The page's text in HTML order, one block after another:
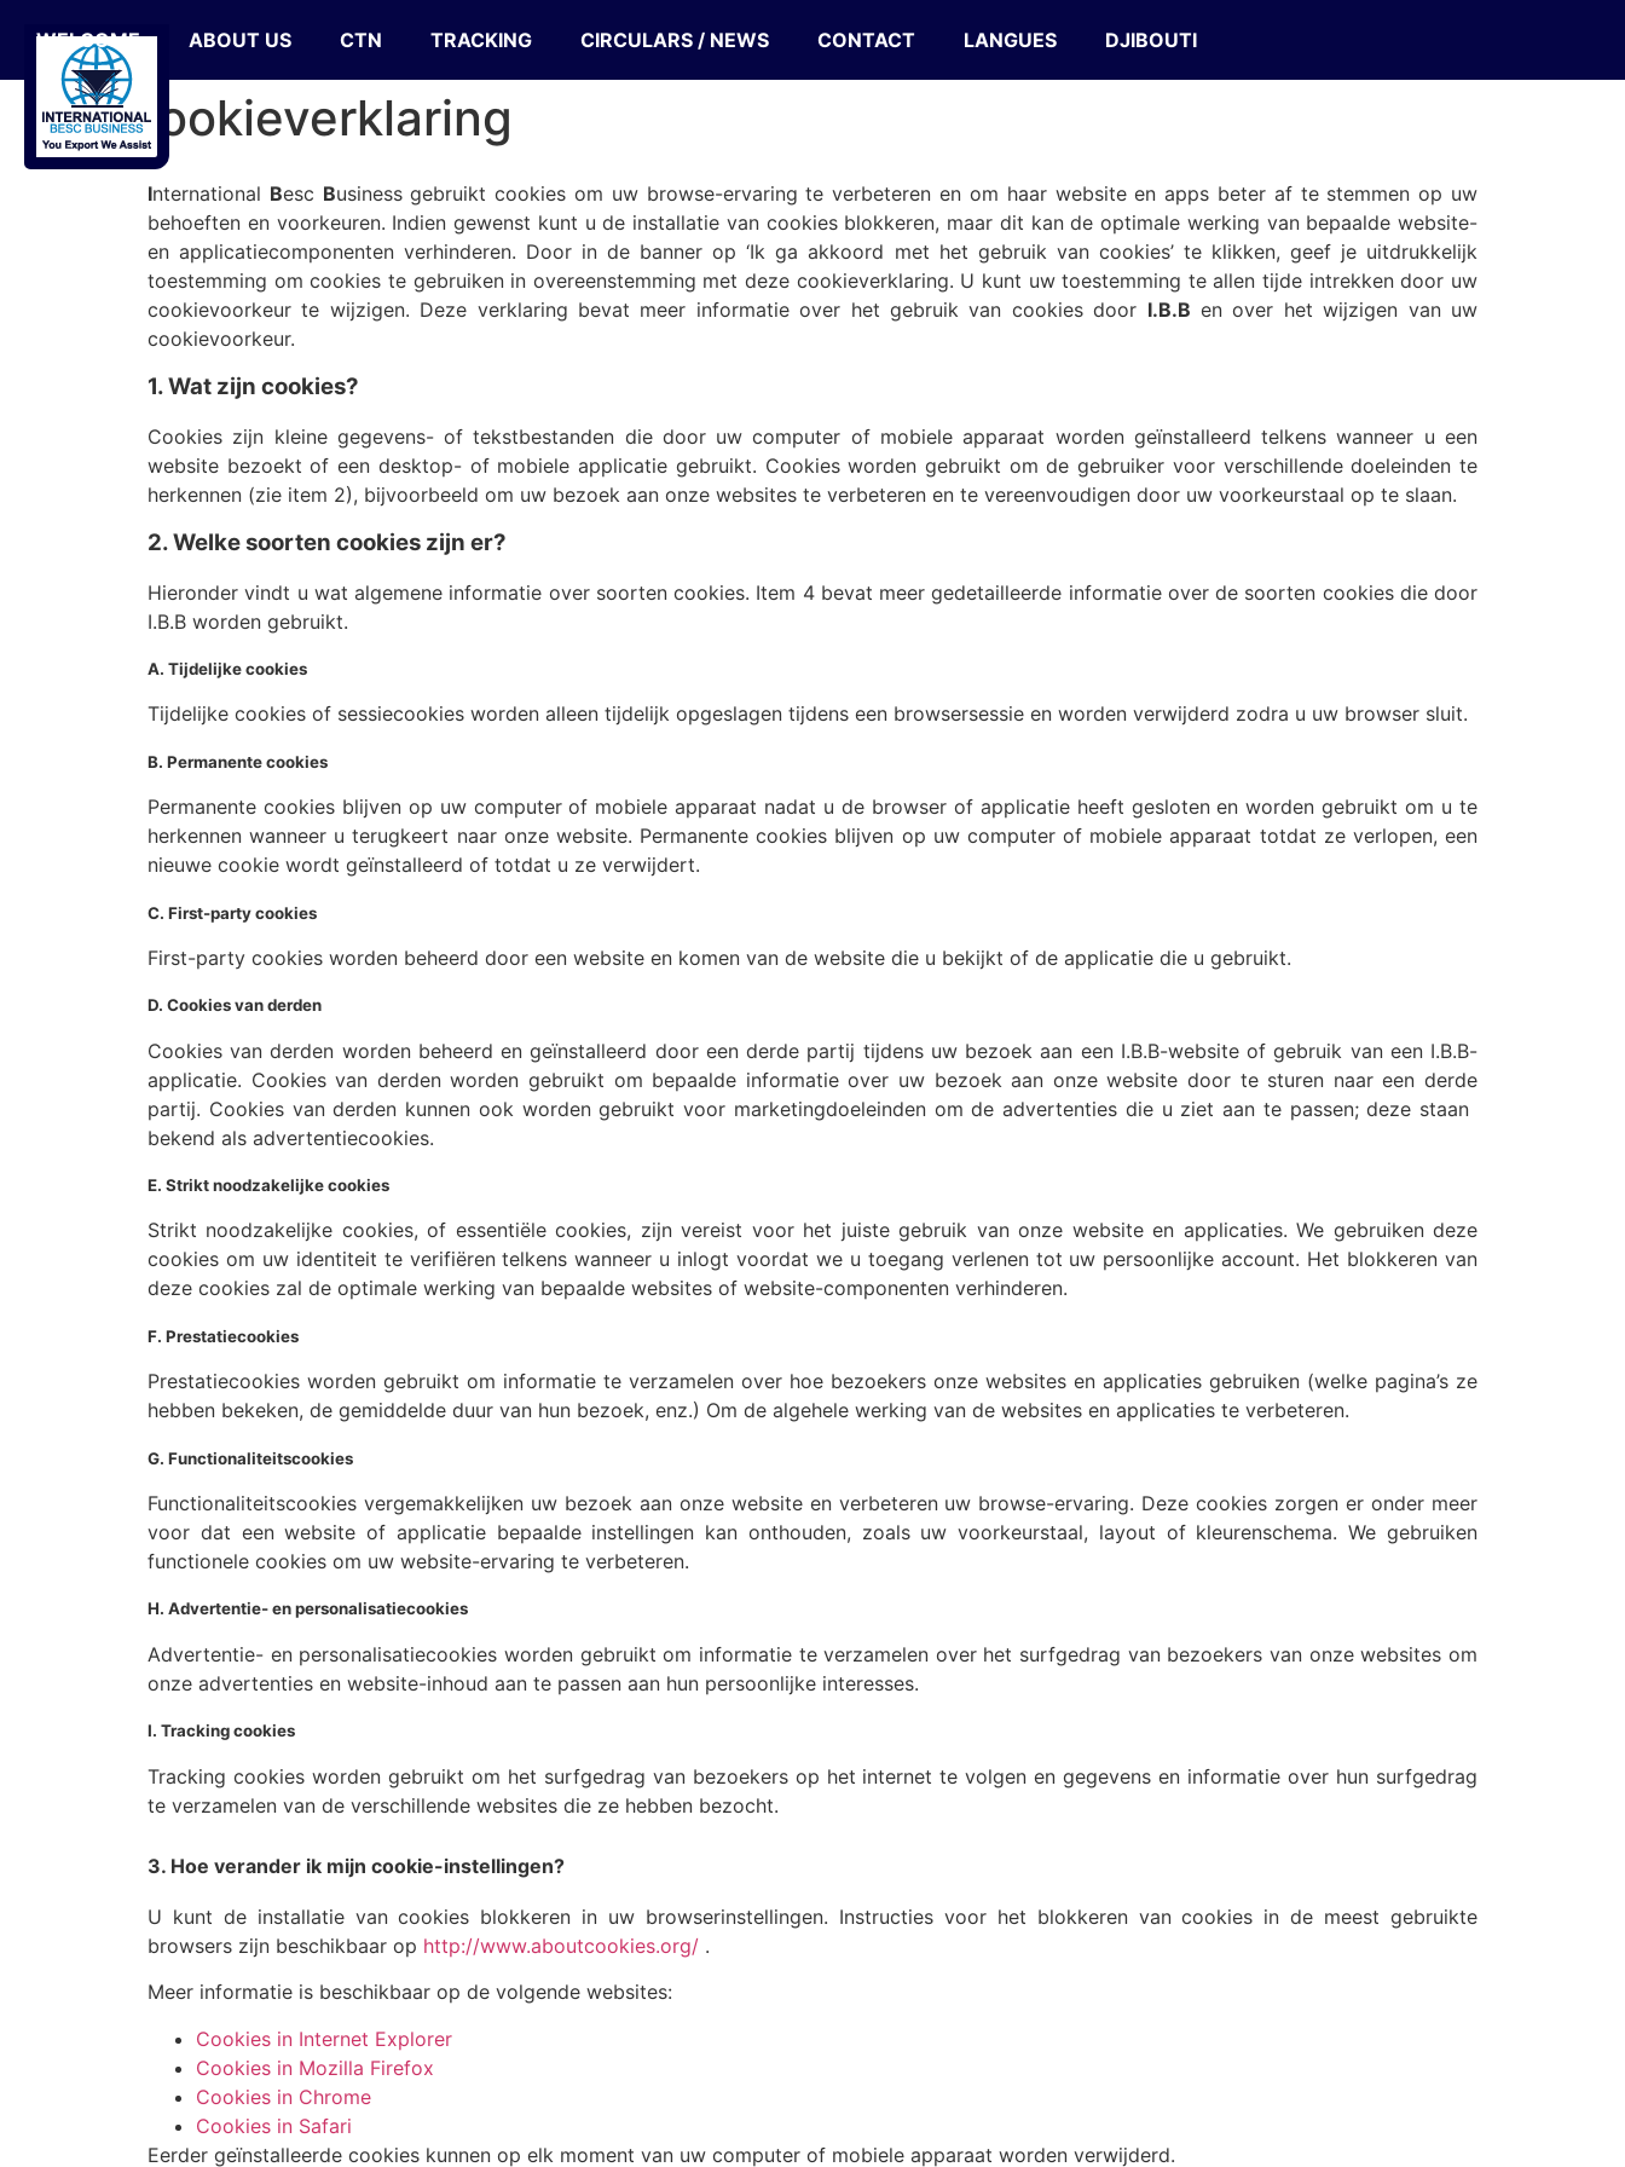
WELCOME ABOUT US CTN TRACKING CIRCULARS / NEWS CONTACT LANGUES DJIBOUTI
Cookieverklaring
International Besc Business gebruikt cookies om uw browse-ervaring te verbeteren en om haar website en apps beter af te stemmen op uw
behoeften en voorkeuren. Indien gewenst kunt u de installatie van cookies blokkeren, maar dit kan de optimale werking van bepaalde website-
en applicatiecomponenten verhinderen. Door in de banner op ‘Ik ga akkoord met het gebruik van cookies’ te klikken, geef je uitdrukkelijk
toestemming om cookies te gebruiken in overeenstemming met deze cookieverklaring. U kunt uw toestemming te allen tijde intrekken door uw
cookievoorkeur te wijzigen. Deze verklaring bevat meer informatie over het gebruik van cookies door I.B.B en over het wijzigen van uw
cookievoorkeur.
1. Wat zijn cookies?
Cookies zijn kleine gegevens- of tekstbestanden die door uw computer of mobiele apparaat worden geïnstalleerd telkens wanneer u een
website bezoekt of een desktop- of mobiele applicatie gebruikt. Cookies worden gebruikt om de gebruiker voor verschillende doeleinden te
herkennen (zie item 2), bijvoorbeeld om uw bezoek aan onze websites te verbeteren en te vereenvoudigen door uw voorkeurstaal op te slaan.
2. Welke soorten cookies zijn er?
Hieronder vindt u wat algemene informatie over soorten cookies. Item 4 bevat meer gedetailleerde informatie over de soorten cookies die door
I.B.B worden gebruikt.
A. Tijdelijke cookies
Tijdelijke cookies of sessiecookies worden alleen tijdelijk opgeslagen tijdens een browsersessie en worden verwijderd zodra u uw browser sluit.
B. Permanente cookies
Permanente cookies blijven op uw computer of mobiele apparaat nadat u de browser of applicatie heeft gesloten en worden gebruikt om u te
herkennen wanneer u terugkeert naar onze website. Permanente cookies blijven op uw computer of mobiele apparaat totdat ze verlopen, een
nieuwe cookie wordt geïnstalleerd of totdat u ze verwijdert.
C. First-party cookies
First-party cookies worden beheerd door een website en komen van de website die u bekijkt of de applicatie die u gebruikt.
D. Cookies van derden
Cookies van derden worden beheerd en geïnstalleerd door een derde partij tijdens uw bezoek aan een I.B.B-website of gebruik van een I.B.B-
applicatie. Cookies van derden worden gebruikt om bepaalde informatie over uw bezoek aan onze website door te sturen naar een derde
partij. Cookies van derden kunnen ook worden gebruikt voor marketingdoeleinden om de advertenties die u ziet aan te passen; deze staan ​​
bekend als advertentiecookies.
E. Strikt noodzakelijke cookies
Strikt noodzakelijke cookies, of essentiële cookies, zijn vereist voor het juiste gebruik van onze website en applicaties. We gebruiken deze
cookies om uw identiteit te verifiëren telkens wanneer u inlogt voordat we u toegang verlenen tot uw persoonlijke account. Het blokkeren van
deze cookies zal de optimale werking van bepaalde websites of website-componenten verhinderen.
F. Prestatiecookies
Prestatiecookies worden gebruikt om informatie te verzamelen over hoe bezoekers onze websites en applicaties gebruiken (welke pagina’s ze
hebben bekeken, de gemiddelde duur van hun bezoek, enz.) Om de algehele werking van de websites en applicaties te verbeteren.
G. Functionaliteitscookies
Functionaliteitscookies vergemakkelijken uw bezoek aan onze website en verbeteren uw browse-ervaring. Deze cookies zorgen er onder meer
voor dat een website of applicatie bepaalde instellingen kan onthouden, zoals uw voorkeurstaal, layout of kleurenschema. We gebruiken
functionele cookies om uw website-ervaring te verbeteren.
H. Advertentie- en personalisatiecookies
Advertentie- en personalisatiecookies worden gebruikt om informatie te verzamelen over het surfgedrag van bezoekers van onze websites om
onze advertenties en website-inhoud aan te passen aan hun persoonlijke interesses.
I. Tracking cookies
Tracking cookies worden gebruikt om het surfgedrag van bezoekers op het internet te volgen en gegevens en informatie over hun surfgedrag
te verzamelen van de verschillende websites die ze hebben bezocht.
3. Hoe verander ik mijn cookie-instellingen?
U kunt de installatie van cookies blokkeren in uw browserinstellingen. Instructies voor het blokkeren van cookies in de meest gebruikte
browsers zijn beschikbaar op http://www.aboutcookies.org/ .
Meer informatie is beschikbaar op de volgende websites:
Cookies in Internet Explorer
Cookies in Mozilla Firefox
Cookies in Chrome
Cookies in Safari
Eerder geïnstalleerde cookies kunnen op elk moment van uw computer of mobiele apparaat worden verwijderd.